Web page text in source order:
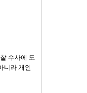
수사에 도
니라 개인